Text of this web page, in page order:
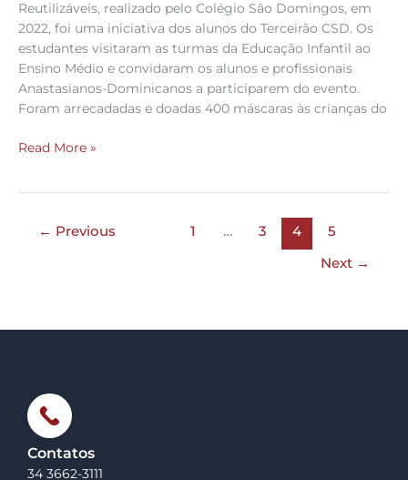
Reutilizáveis, realizado pelo Colégio São Domingos, em
2022, foi uma iniciativa dos alunos do Terceirão CSD. Os
estudantes visitaram as turmas da Educação Infantil ao
Ensino Médio e convidaram os alunos e profissionais
Anastasianos-Dominicanos a participarem do evento.
Foram arrecadadas e doadas 400 máscaras às crianças do
CSD
Read More »
← Previous 1 … 3 4
5
Next →
Contatos
34 3662-3111